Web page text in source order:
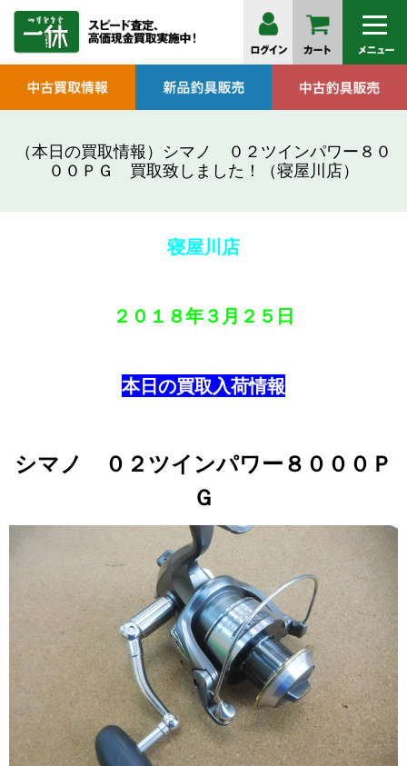
（本日の買取情報）シマノ ０２ツインパワー８０
００ＰＧ 買取致しました！（寝屋川店）
寝屋川店
２０１８年３月２５日
本日の買取入荷情報
シマノ ０２ツインパワー８０００Ｐ
Ｇ